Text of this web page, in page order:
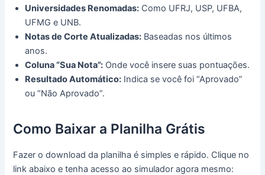
Universidades Renomadas: Como UFRJ, USP, UFBA,
UFMG e UNB.
Notas de Corte Atualizadas: Baseadas nos últimos
anos.
Coluna “Sua Nota”: Onde você insere suas pontuações.
Resultado Automático: Indica se você foi “Aprovado”
ou “Não Aprovado”.
Como Baixar a Planilha Grátis
Fazer o download da planilha é simples e rápido. Clique no
link abaixo e tenha acesso ao simulador agora mesmo: